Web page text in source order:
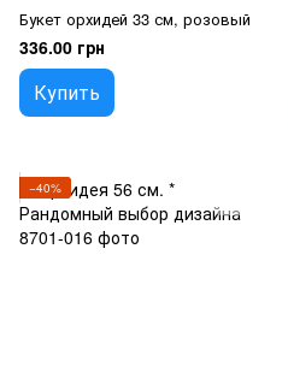
Букет орхидей 33 см, розовый
336.00 грн
Купить
−40%